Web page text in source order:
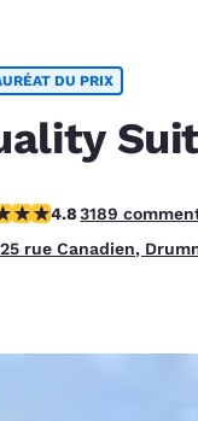
Canada
DU PRIX
Exceptionnel.
4.8 3189
rue Canadien,